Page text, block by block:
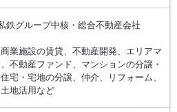
鉄グループ中核・総合不動産会社
業施設の賃貸、不動産開発、エリアマ
不動産ファンド、マンションの分譲・
宅・宅地の分譲、仲介、リフォーム、
地活用など